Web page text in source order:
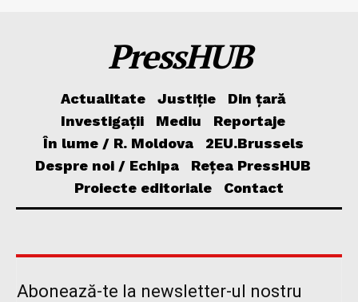
PressHUB
Actualitate Justiție
Din țară
Investigații
Mediu
Reportaje
În lume / R. Moldova
2EU.Brussels
Despre noi / Echipa
Rețea PressHUB
Proiecte editoriale
Contact
Abonează-te la newsletter-ul nostru